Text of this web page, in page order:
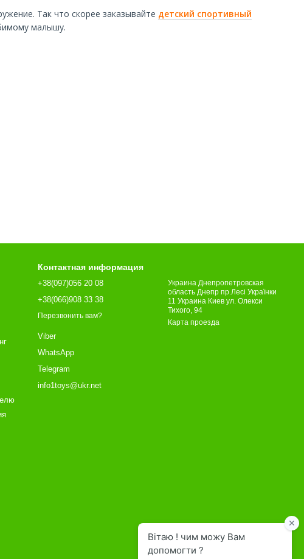
Так что скорее заказывайте детский спортивный
малышу.
Контактная информация
+38(097)056 20 08
+38(066)908 33 38
Перезвонить вам?
Viber
WhatsApp
Telegram
info1toys@ukr.net
Украина Днепропетровская
область Днепр пр.Лесі Українки
11 Украина Киев ул. Олекси
Тихого, 94
Карта проезда